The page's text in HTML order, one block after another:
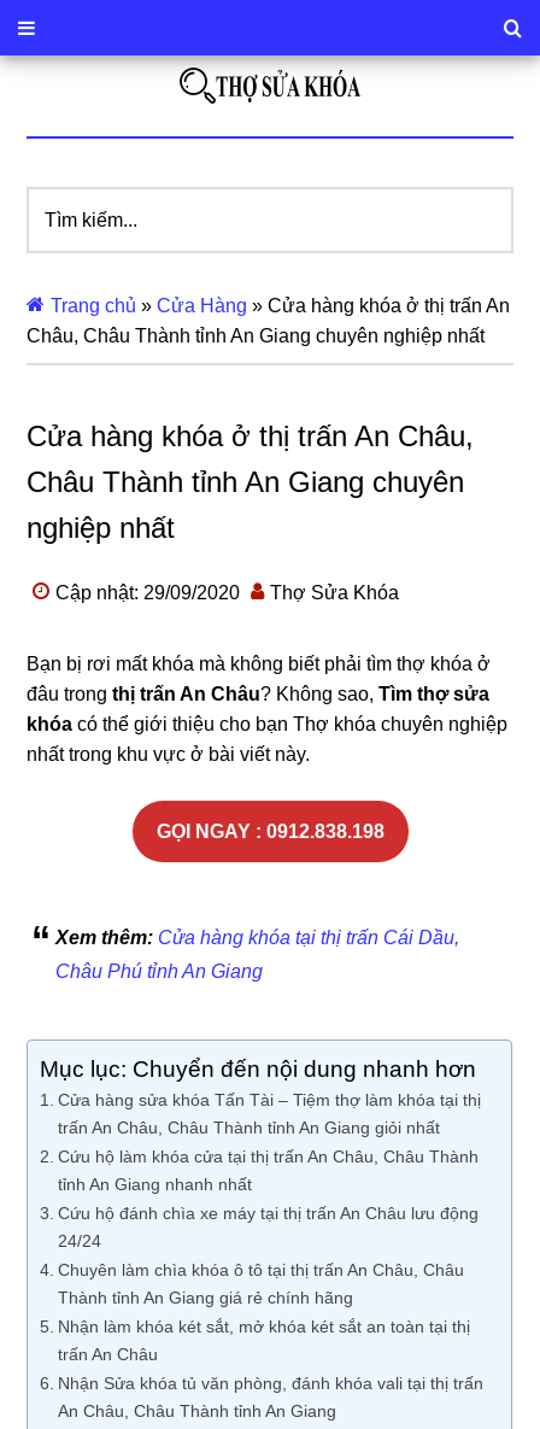
kiếm...
Trang chủ »Cửa Hàng »Cửa hàng khóa ở thị trấn An
Châu, Châu Thành tỉnh An Giang chuyên nghiệp nhất
Cửa hàng khóa ở thị trấn An Châu,
Châu Thành tỉnh An Giang chuyên
nghiệp nhất
Cập nhật: 29/09/2020 Thợ Sửa Khóa
Bạn bị rơi mất khóa mà không biết phải tìm thợ khóa ở
đâu trongthị trấn An Châu? Không sao,Tìm thợ sửa
khóa có thể giới thiệu cho bạn Thợ khóa chuyên nghiệp
nhất trong khu vực ở bài viết này.
GỌI NGAY : 0912.838.198
Xem thêm: Cửa hàng khóa tại thị trấn Cái Dầu,
Châu Phú tỉnh An Giang
Mục lục: Chuyển đến nội dung nhanh hơn
Cửa hàng sửa khóa Tấn Tài – Tiệm thợ làm khóa tại thị
trấn An Châu, Châu Thành tỉnh An Giang giỏi nhất
Cứu hộ làm khóa cửa tại thị trấn An Châu, Châu Thành
tỉnh An Giang nhanh nhất
Cứu hộ đánh chìa xe máy tại thị trấn An Châu lưu động
24/24
Chuyên làm chìa khóa ô tô tại thị trấn An Châu, Châu
Thành tỉnh An Giang giá rẻ chính hãng
Nhận làm khóa két sắt, mở khóa két sắt an toàn tại thị
trấn An Châu
Nhận Sửa khóa tủ văn phòng, đánh khóa vali tại thị trấn
An Châu, Châu Thành tỉnh An Giang